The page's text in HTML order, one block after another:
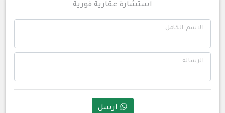
استشارة عقارية فورية
الاسم الكامل
الرسالة
ارسل